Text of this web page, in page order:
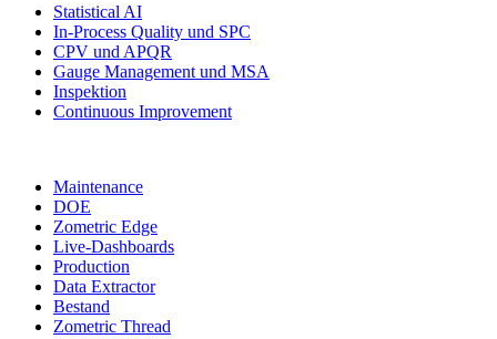
Statistical AI
In-Process Quality und SPC
CPV und APQR
Gauge Management und MSA
Inspektion
Continuous Improvement
Maintenance
DOE
Zometric Edge
Live-Dashboards
Production
Data Extractor
Bestand
Zometric Thread